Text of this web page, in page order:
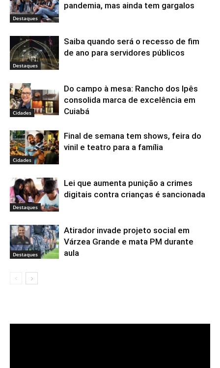
Destaques
pandemia, mas ainda tem gargalos
Destaques
Saiba quando será o recesso de fim
de ano para servidores públicos
Cidades
Do campo à mesa: Rancho dos Ipês
consolida marca de excelência em
Cuiabá
Cidades
Final de semana tem shows, feira do
vinil e teatro para a família
Destaques
Lei que aumenta punição a crimes
digitais contra crianças é sancionada
Destaques
Atirador invade projeto social em
Várzea Grande e mata PM durante
aula